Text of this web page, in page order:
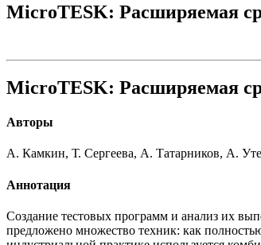
MicroTESK: Расширяемая
MicroTESK: Расширяемая
Авторы
А. Камкин, Т. Сергеева, А. Татарников, А.
Аннотация
Создание тестовых программ и анализ их
предложено множество техник: как